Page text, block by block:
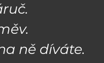
ně díváte.